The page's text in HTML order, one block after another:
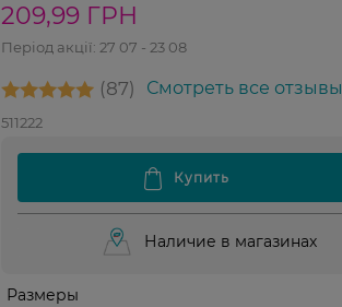
209,99 ГРН
Період акції: 27 07 - 23 08
87 Смотреть все отзывы
511222
Наличие в магазинах
Размеры